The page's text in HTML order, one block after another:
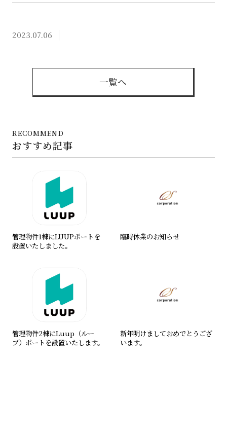
2023.07.06
一覧へ
RECOMMEND
おすすめ記事
管理物件1棟にLUUPポートを
設置いたしました。
臨時休業のお知らせ
管理物件2棟にLuup（ルー
プ）ポートを設置いたします。
新年明けましておめでとうござ
います。